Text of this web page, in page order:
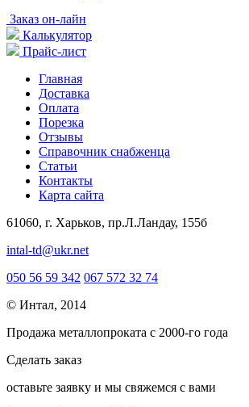
Заказ он-лайн
Калькулятор
Прайс-лист
Главная
Доставка
Оплата
Порезка
Отзывы
Справочник снабженца
Статьи
Контакты
Карта сайта
61060, г. Харьков, пр.Л.Ландау, 155б
intal-td@ukr.net
050 56 59 342 067 572 32 74
© Интал, 2014
Продажа металлопроката с 2000-го года
Сделать заказ
оcтавьте заявку и мы свяжемся с вами